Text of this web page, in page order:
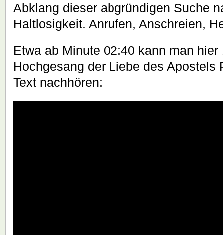
Abklang dieser abgründigen Suche
Haltlosigkeit. Anrufen, Anschreien,
Etwa ab Minute 02:40 kann man hier
Hochgesang der Liebe des Apostels
Text nachhören: